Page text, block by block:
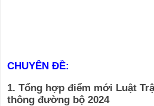
CHUYÊN ĐỀ:
1. Tổng hợp điểm mới Luật
thông đường bộ 2024